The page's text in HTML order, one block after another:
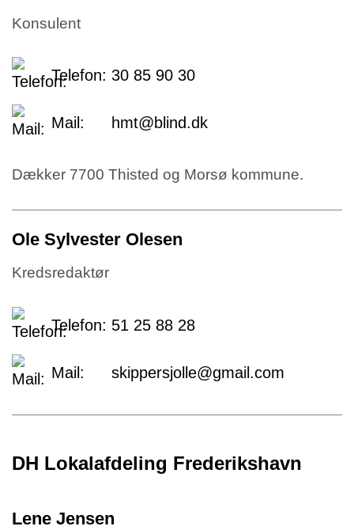
Konsulent
Telefon: 30 85 90 30
Mail: hmt@blind.dk
Dækker 7700 Thisted og Morsø kommune.
Ole Sylvester Olesen
Kredsredaktør
Telefon: 51 25 88 28
Mail: skippersjolle@gmail.com
DH Lokalafdeling Frederikshavn
Lene Jensen